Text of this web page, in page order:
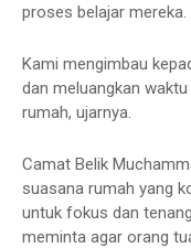
proses belajar mereka.
Kami mengimbau
dan meluangkan
rumah, ujarnya.
Camat Belik
suasana rumah yang
untuk fokus dan
meminta agar orang